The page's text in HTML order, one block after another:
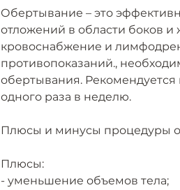
Обертывание – это
отложений в области боков и
кровоснабжение и
противопоказаний.,
обертывания.
одного раза в неделю.
Плюсы и минусы процедуры
Плюсы:
- уменьшение объемов тела;